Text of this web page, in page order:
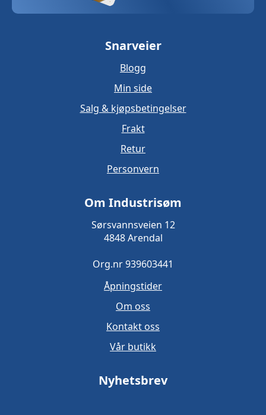
Snarveier
Blogg
Min side
Salg & kjøpsbetingelser
Frakt
Retur
Personvern
Om Industrisøm
Sørsvannsveien 12
4848 Arendal
Org.nr 939603441
Åpningstider
Om oss
Kontakt oss
Vår butikk
Nyhetsbrev